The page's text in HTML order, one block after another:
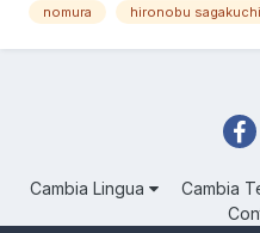
nomura hironobu sagakuchi
Cambia Lingua Cambia